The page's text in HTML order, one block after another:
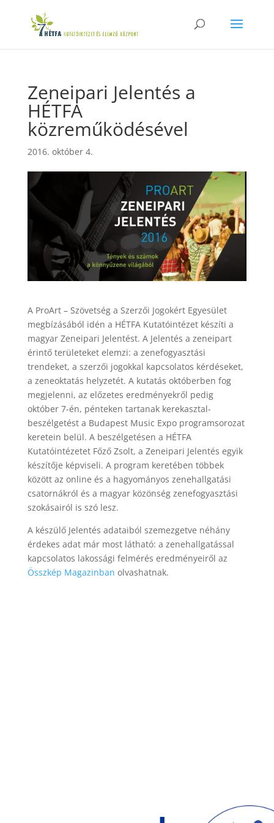
Zeneipari Jelentés a
HÉTFA
közreműködésével
2016. október 4.
A ProArt – Szövetség a Szerzői Jogokért Egyesület
megbízásából idén a HÉTFA Kutatóintézet készíti a
magyar Zeneipari Jelentést. A Jelentés a zeneipart
érintő területeket elemzi: a zenefogyasztási
trendeket, a szerzői jogokkal kapcsolatos kérdéseket,
a zeneoktatás helyzetét. A kutatás októberben fog
megjelenni, az előzetes eredményekről pedig
október 7-én, pénteken tartanak kerekasztal-
beszélgetést a Budapest Music Expo programsorozat
keretein belül. A beszélgetésen a HÉTFA
Kutatóintézetet Főző Zsolt, a Zeneipari Jelentés egyik
készítője képviseli. A program keretében többek
között az online és a hagyományos zenehallgatási
csatornákról és a magyar közönség zenefogyasztási
szokásairól is szó lesz.
A készülő Jelentés adataiból szemezgetve néhány
érdekes adat már most látható: a zenehallgatással
kapcsolatos lakossági felmérés eredményeiről az
Összkép Magazinban olvashatnak.